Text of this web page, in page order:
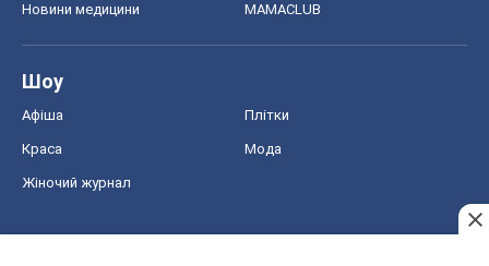
Новини медицини MAMACLUB
Шоу
Афіша Плітки
Краса Мода
Жіночий журнал